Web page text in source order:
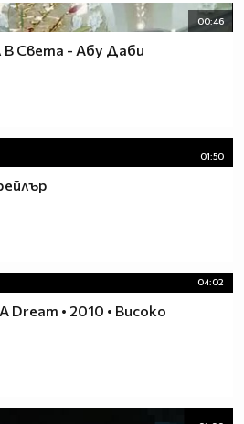
00:46
В Света - Абу Даби
01:50
04:02
Dream • 2010 • Високо